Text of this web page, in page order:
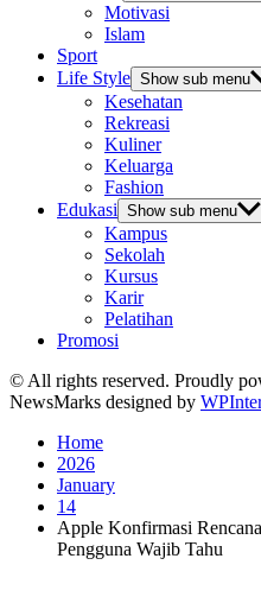
Motivasi
Islam
Sport
Life Style Show sub menu
Kesehatan
Rekreasi
Kuliner
Keluarga
Fashion
Edukasi Show sub menu
Kampus
Sekolah
Kursus
Karir
Pelatihan
Promosi
© All rights reserved. Proudly
NewsMarks designed by
Home
2026
January
14
Apple Konfirmasi
Pengguna Wajib Tahu